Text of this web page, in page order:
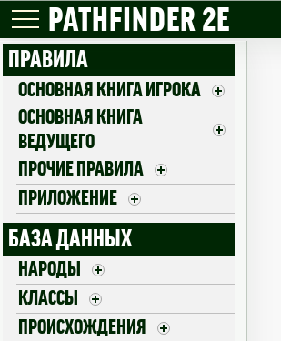
PATHFINDER 2E
ПРАВИЛА
ОСНОВНАЯ КНИГА ИГРОКА
ОСНОВНАЯ КНИГА
ВЕДУЩЕГО
ПРОЧИЕ ПРАВИЛА
ПРИЛОЖЕНИЕ
БАЗА ДАННЫХ
НАРОДЫ
КЛАССЫ
ПРОИСХОЖДЕНИЯ